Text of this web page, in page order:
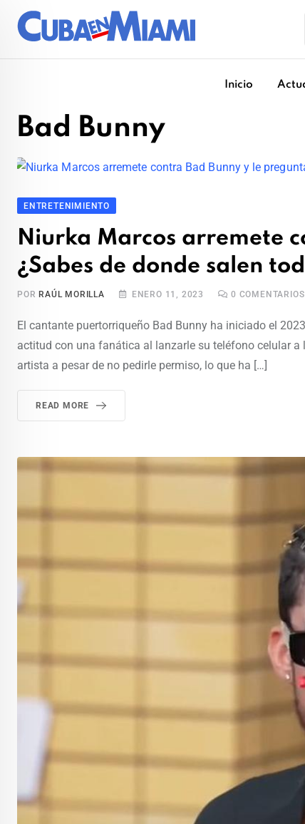
Inicio
Bad Bunny
ENTRETENIMIENTO
Niurka Marcos arremete
¿Sabes de donde salen
POR RAÚL MORILLA ENERO 11, 2023 0 COMENTARIOS
El cantante puertorriqueño Bad Bunny ha iniciado el
actitud con una fanática al lanzarle su teléfono celular
artista a pesar de no pedirle permiso, lo que ha […]
READ MORE